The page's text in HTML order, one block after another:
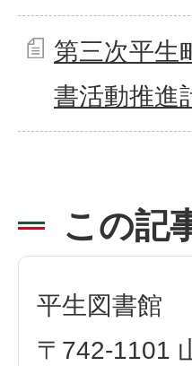
第三次平生
書活動推進
この記
平生図書館
〒742-1101